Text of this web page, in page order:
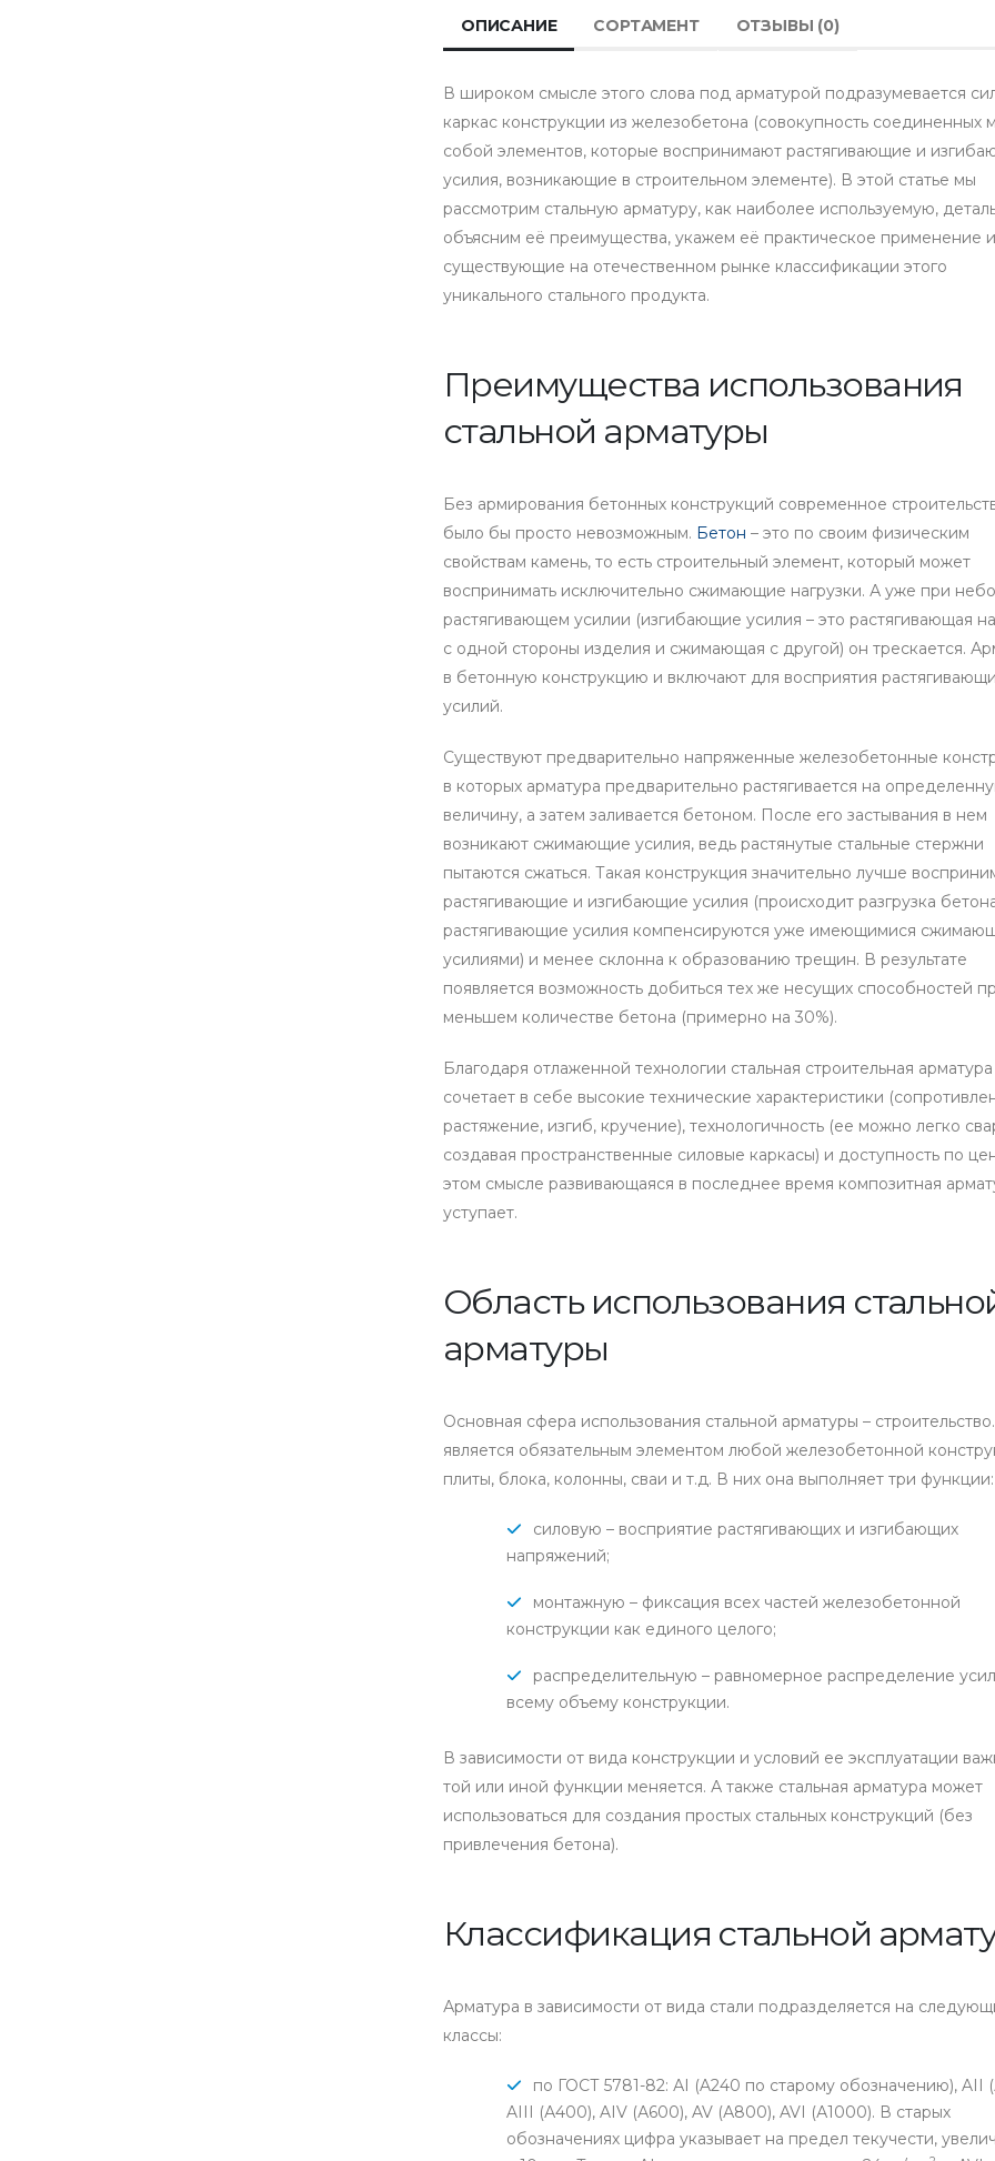
ОПИСАНИЕ СОРТАМЕНТ ОТЗЫВЫ (0)
В широком смысле этого слова под арматурой подразумевается
каркас конструкции из железобетона (совокупность соединенных
собой элементов, которые воспринимают растягивающие и
усилия, возникающие в строительном элементе). В этой статье мы
рассмотрим стальную арматуру, как наиболее используемую,
объясним её преимущества, укажем её практическое применение и
существующие на отечественном рынке классификации этого
уникального стального продукта.
Преимущества использования
стальной арматуры
Без армирования бетонных конструкций современное
было бы просто невозможным. Бетон – это по своим физическим
свойствам камень, то есть строительный элемент, который может
воспринимать исключительно сжимающие нагрузки. А уже при
растягивающем усилии (изгибающие усилия – это растягивающая
с одной стороны изделия и сжимающая с другой) он трескается.
в бетонную конструкцию и включают для восприятия
усилий.
Существуют предварительно напряженные железобетонные
в которых арматура предварительно растягивается на
величину, а затем заливается бетоном. После его застывания в нем
возникают сжимающие усилия, ведь растянутые стальные стержни
пытаются сжаться. Такая конструкция значительно лучше
растягивающие и изгибающие усилия (происходит разгрузка
растягивающие усилия компенсируются уже имеющимися
усилиями) и менее склонна к образованию трещин. В результате
появляется возможность добиться тех же несущих способностей
меньшем количестве бетона (примерно на 30%).
Благодаря отлаженной технологии стальная строительная арматура
сочетает в себе высокие технические характеристики
растяжение, изгиб, кручение), технологичность (ее можно легко
создавая пространственные силовые каркасы) и доступность по
этом смысле развивающаяся в последнее время композитная
уступает.
Область использования
арматуры
Основная сфера использования стальной арматуры –
является обязательным элементом любой железобетонной
плиты, блока, колонны, сваи и т.д. В них она выполняет три функции:
силовую – восприятие растягивающих и изгибающих
напряжений;
монтажную – фиксация всех частей железобетонной
конструкции как единого целого;
распределительную – равномерное распределение
всему объему конструкции.
В зависимости от вида конструкции и условий ее эксплуатации
той или иной функции меняется. А также стальная арматура может
использоваться для создания простых стальных конструкций (без
привлечения бетона).
Классификация стальной
Арматура в зависимости от вида стали подразделяется на
классы:
по ГОСТ 5781-82: АI (A240 по старому обозначению), AII
AIII (А400), AIV (А600), AV (А800), AVI (А1000). В старых
обозначениях цифра указывает на предел текучести,